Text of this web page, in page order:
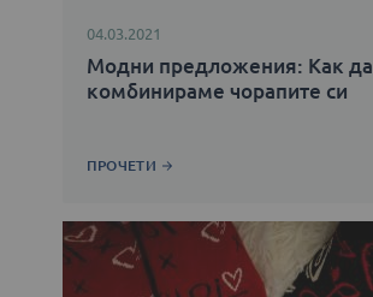
04.03.2021
Модни предложения: Как да
комбинираме чорапите си
ПРОЧЕТИ